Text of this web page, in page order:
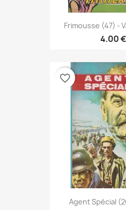
Frimousse (47) -
4.00 €
Agent Spécial
favorite_border